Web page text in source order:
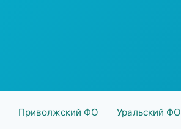
Приволжский ФО Уральский ФО